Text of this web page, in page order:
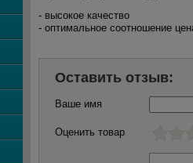
- высокое качество
- оптимальное соотношение
Оставить отзыв:
Ваше имя
Оценить товар